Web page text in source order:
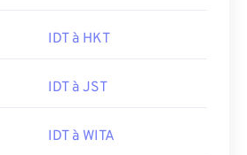
IDT à HKT
IDT à JST
IDT à WITA